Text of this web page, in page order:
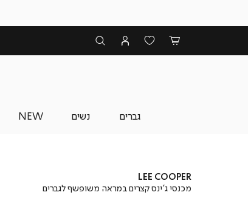
גברים נשים NEW
LEE COOPER
מכנסי ג’ינס קצרים במראה משופשף לגברים